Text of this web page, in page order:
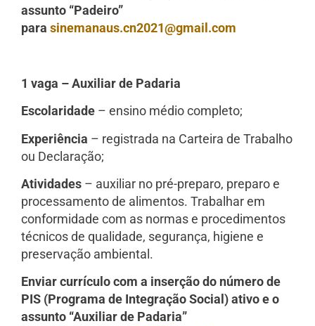
assunto “Padeiro”
para sinemanaus.cn2021@gmail.com
1 vaga – Auxiliar de Padaria
Escolaridade – ensino médio completo;
Experiência – registrada na Carteira de Trabalho
ou Declaração;
Atividades – auxiliar no pré-preparo, preparo e
processamento de alimentos. Trabalhar em
conformidade com as normas e procedimentos
técnicos de qualidade, segurança, higiene e
preservação ambiental.
Enviar currículo com a inserção do número de
PIS (Programa de Integração Social) ativo e o
assunto “Auxiliar de Padaria”